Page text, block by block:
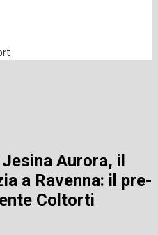
Aurora, il
a Ravenna: il pre-
Coltorti